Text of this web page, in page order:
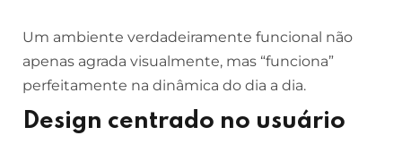
Um ambiente verdadeiramente funcional não
apenas agrada visualmente, mas “funciona”
perfeitamente na dinâmica do dia a dia.
Design centrado no usuário